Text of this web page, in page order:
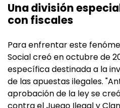
Una división
con fiscales
Para enfrentar este
Social creó en octubre de
específica destinada a la
de las apuestas ilegales.
aprobación de la ley se